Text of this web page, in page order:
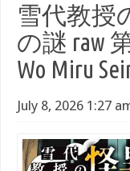
雪代教授
の謎 raw
Wo Miru
July 8, 2026 1:27